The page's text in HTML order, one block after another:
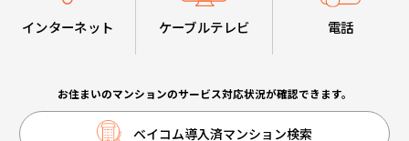
インターネット ケーブルテレビ 電話
お住まいのマンションのサービス対応状況が確認できます。
ベイコム導入済マンション検索